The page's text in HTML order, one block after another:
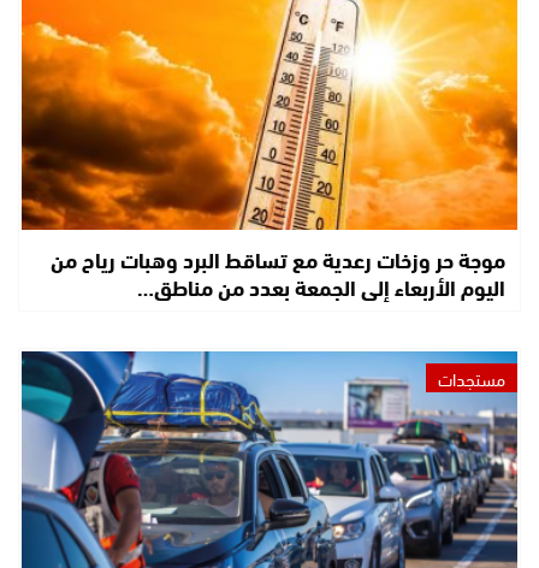
موجة حر وزخات رعدية مع تساقط البرد وهبات رياح من
اليوم الأربعاء إلى الجمعة بعدد من مناطق…
مستجدات